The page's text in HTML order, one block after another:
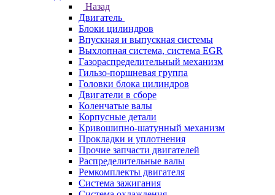
Назад
Двигатель
Блоки цилиндров
Впускная и выпускная системы
Выхлопная система, система EGR
Газораспределительный механизм
Гильзо-поршневая группа
Головки блока цилиндров
Двигатели в сборе
Коленчатые валы
Корпусные детали
Кривошипно-шатунный механизм
Прокладки и уплотнения
Прочие запчасти двигателей
Распределительные валы
Ремкомплекты двигателя
Система зажигания